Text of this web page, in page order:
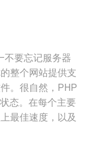
要忘记服务器
整个网站提供支
。很自然，PHP
态。在每个主要
最佳速度，以及